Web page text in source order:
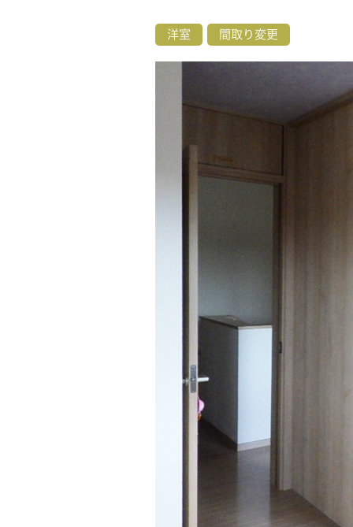
洋室 間取り変更